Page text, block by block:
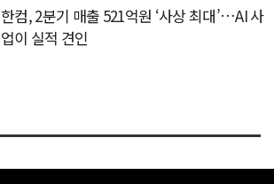
한컴, 2분기 매출 521억원 ‘사상 최대’…AI 사
업이 실적 견인